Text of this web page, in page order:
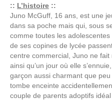
:: L’histoire ::
Juno McGuff, 16 ans, est une
dans sa poche mais qui, sous
comme toutes les
de ses copines de lycée
centre commercial, Juno ne fait
ainsi qu’un jour où elle
garçon aussi charmant que
tombe enceinte
couple de parents adoptifs